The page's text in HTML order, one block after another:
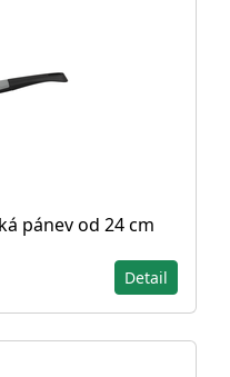
pánev od 24 cm
Detail